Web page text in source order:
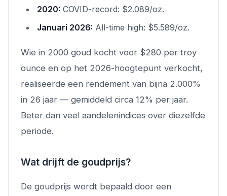
2020: COVID-record: $2.089/oz.
Januari 2026: All-time high: $5.589/oz.
Wie in 2000 goud kocht voor $280 per troy
ounce en op het 2026-hoogtepunt verkocht,
realiseerde een rendement van bijna 2.000%
in 26 jaar — gemiddeld circa 12% per jaar.
Beter dan veel aandelenindices over diezelfde
periode.
Wat drijft de goudprijs?
De goudprijs wordt bepaald door een